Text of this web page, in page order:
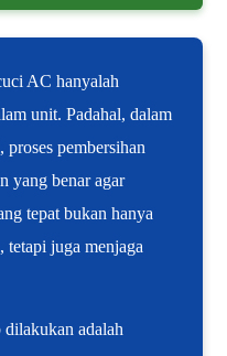
AC hanyalah
unit. Padahal, dalam
pembersihan
yang benar agar
tepat bukan hanya
tetapi juga menjaga
adalah